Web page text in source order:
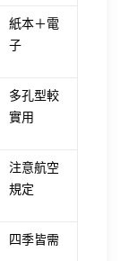
紙本＋電
子
多孔型較
實用
注意航空
規定
四季皆需